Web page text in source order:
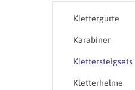
Klettergurte
Karabiner
Klettersteigsets
Kletterhelme